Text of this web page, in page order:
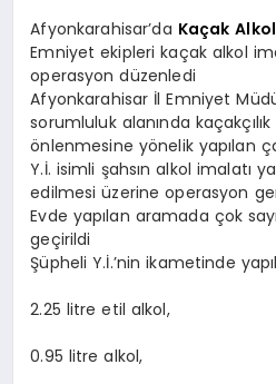
TEKNOLOJI
Afyonkarahisar’da Kaçak Alkol
Emniyet ekipleri kaçak alkol
operasyon düzenledi
Afyonkarahisar İl Emniyet
sorumluluk alanında
önlenmesine yönelik yapılan
Y.İ. isimli şahsın alkol imalatı
edilmesi üzerine operasyon
Evde yapılan aramada çok
geçirildi
Şüpheli Y.İ.’nin ikametinde
2.25 litre etil alkol,
0.95 litre alkol,